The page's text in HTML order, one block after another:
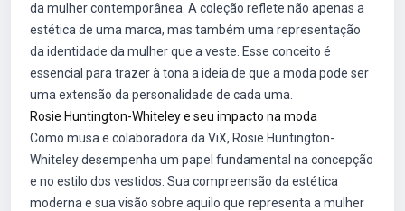
da mulher contemporânea. A coleção reflete não apenas a
estética de uma marca, mas também uma representação
da identidade da mulher que a veste. Esse conceito é
essencial para trazer à tona a ideia de que a moda pode ser
uma extensão da personalidade de cada uma.
Rosie Huntington-Whiteley e seu impacto na moda
Como musa e colaboradora da ViX, Rosie Huntington-
Whiteley desempenha um papel fundamental na concepção
e no estilo dos vestidos. Sua compreensão da estética
moderna e sua visão sobre aquilo que representa a mulher